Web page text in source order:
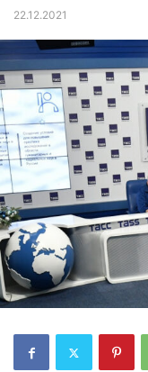
22.12.2021